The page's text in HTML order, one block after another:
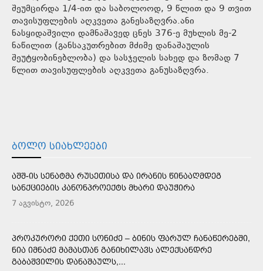
შეუმცირდა 1/4-ით და საბოლოოდ, 9 წლით და 9 თვით
თავისუფლების აღკვეთა განესაზღვრა.ანი
ნასყიდაშვილი დამნაშავედ ცნეს 376-ე მუხლის მე-2
ნაწილით (განსაკუთრებით მძიმე დანაშაულის
შეუტყობინებლობა) და სასჯელის სახედ და ზომად 7
წლით თავისუფლების აღკვეთა განუსაზღვრა.
ᲑᲝᲚᲝ ᲡᲘᲐᲮᲚᲔᲔᲑᲘ
ᲐᲨᲨ-ᲘᲡ ᲡᲔᲜᲐᲢᲛᲐ ᲠᲣᲡᲔᲗᲘᲡᲐ ᲓᲐ ᲘᲠᲐᲜᲘᲡ ᲬᲘᲜᲐᲐᲦᲛᲓᲔᲒ
ᲡᲐᲜᲥᲪᲘᲔᲑᲘᲡ ᲙᲐᲜᲝᲜᲞᲠᲝᲔᲥᲢᲡ ᲛᲮᲐᲠᲘ ᲓᲐᲣᲭᲘᲠᲐ
7 აგვისტო, 2026
ᲞᲠᲝᲙᲣᲠᲝᲠᲘ ᲥᲔᲗᲘ ᲡᲝᲜᲘᲫᲔ – ᲑᲘᲜᲘᲡ ᲤᲐᲠᲣᲚ ᲩᲐᲜᲐᲬᲔᲠᲔᲑᲨᲘ,
ᲜᲘᲐ ᲘᲛᲜᲐᲫᲔ ᲛᲐᲛᲐᲡᲗᲐᲜ ᲒᲐᲜᲘᲮᲘᲚᲐᲕᲡ ᲐᲚᲔᲥᲡᲐᲜᲓᲠᲔ
ᲒᲐᲑᲐᲨᲕᲘᲚᲘᲡ ᲓᲐᲜᲐᲨᲐᲣᲚᲡ,...